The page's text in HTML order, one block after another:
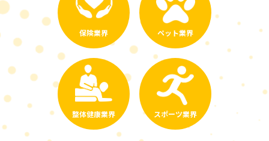
保険業界 ペット業界
整体健康業界 スポーツ業界